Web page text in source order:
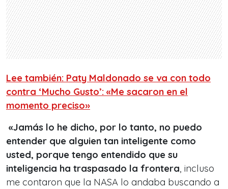
Lee también: Paty Maldonado se va con todo
contra ‘Mucho Gusto’: «Me sacaron en el
momento preciso»
«Jamás lo he dicho, por lo tanto, no puedo
entender que alguien tan inteligente como
usted, porque tengo entendido que su
inteligencia ha traspasado la frontera, incluso
me contaron que la NASA lo andaba buscando a